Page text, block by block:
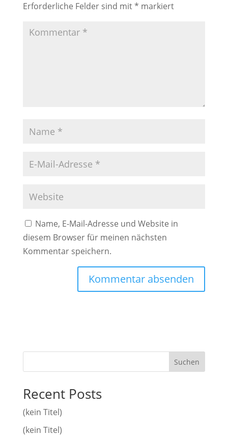
Erforderliche Felder sind mit* markiert
Name, E-Mail-Adresse und Website in
diesem Browser für meinen nächsten
Kommentar speichern.
Suchen
Recent Posts
(kein Titel)
(kein Titel)